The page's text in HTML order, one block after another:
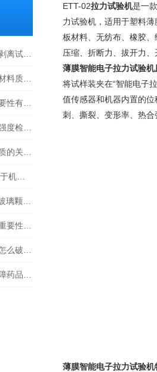
ETT-02拉力试验机是一
力试验机，适用于塑料
板材料、无纺布、橡胶
压缩、折断力、拔开力
薄膜智能电子拉力试验机
将试样装夹在“智能电子
值传感器和机器内置的
刺、撕裂、变形率、热
薄膜智能电子拉力试验机